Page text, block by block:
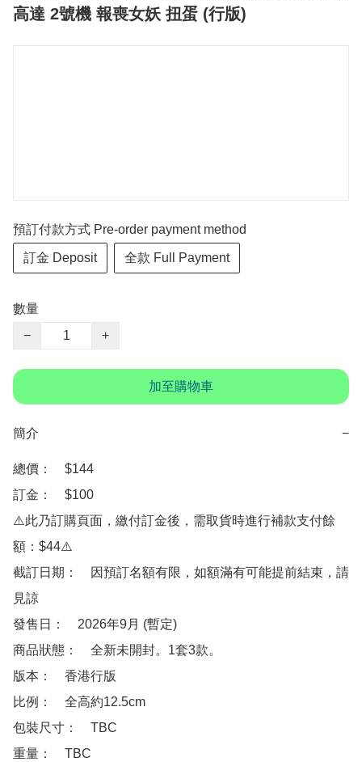
高達 2號機 報喪女妖 扭蛋 (行版)
預訂付款方式 Pre-order payment method
訂金 Deposit 全款 Full Payment
數量
−
+
加至購物車
簡介 −
總價：　$144
訂金：　$100
⚠️此乃訂購頁面，繳付訂金後，需取貨時進行補款支付餘
額：$44⚠️
截訂日期：　因預訂名額有限，如額滿有可能提前結束，請
見諒
發售日：　2026年9月 (暫定)
商品狀態：　全新未開封。1套3款。
版本：　香港行版
比例：　全高約12.5cm
包裝尺寸：　TBC
重量：　TBC